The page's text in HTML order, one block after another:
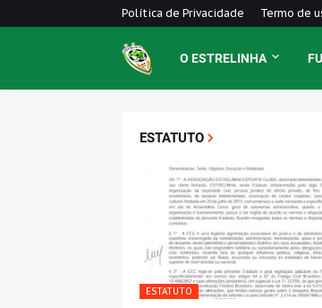
Política de Privacidade Termo de
O ESTRELINHA
ESTATUTO
ESTATUTO